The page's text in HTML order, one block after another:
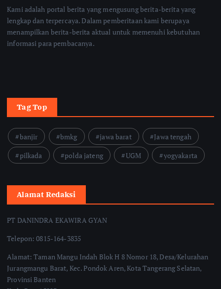
Kami adalah portal berita yang mengusung berita-berita yang
lengkap dan terpercaya. Dalam pemberitaan kami berupaya
menampilkan berita-berita aktual untuk memenuhi kebutuhan
informasi para pembacanya.
Tag Top
banjir bmkg jawa barat
Jawa tengah
pilkada
polda jateng UGM yogyakarta
Alamat Redaksi
PT DANINDRA EKAWIRA GYAN
Telepon: 0815-164-3835
Alamat: Taman Mangu Indah Blok H 8 Nomor 18, Desa/Kelurahan
Jurangmangu Barat, Kec. Pondok Aren, Kota Tangerang Selatan,
Provinsi Banten